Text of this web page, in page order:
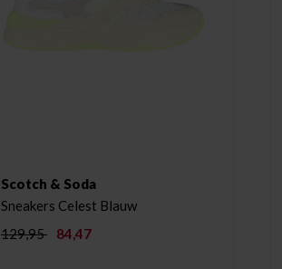
Scotch & Soda
Sneakers Celest Blauw
129,95
84,47